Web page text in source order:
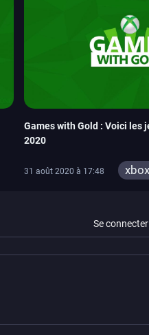
Games with Gold : Voici les
2020
31 août 2020 à 17:48
Se